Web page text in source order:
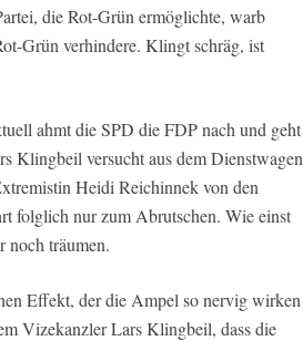
die Rot-Grün ermöglichte, warb
Grün verhindere. Klingt schräg, ist
ahmt die SPD die FDP nach und geht
Klingbeil versucht aus dem Dienstwagen
Heidi Reichinnek von den
folglich nur zum Abrutschen. Wie einst
noch träumen.
Effekt, der die Ampel so nervig wirken
Vizekanzler Lars Klingbeil, dass die